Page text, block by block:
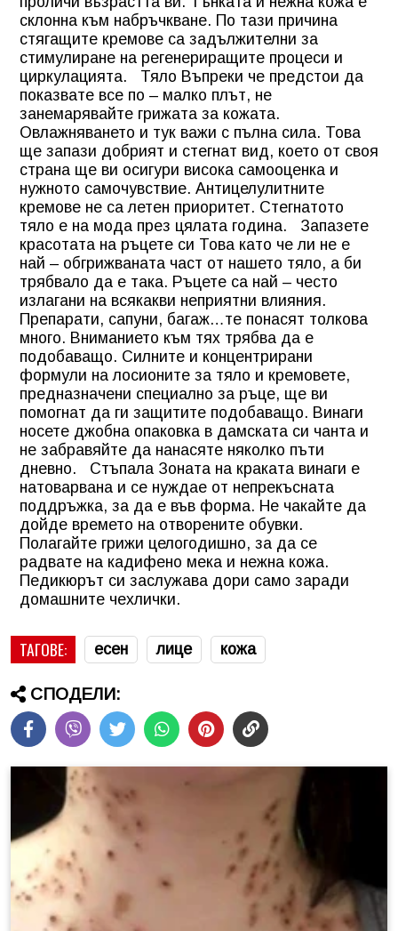
склонна към набръчкване. По тази причина
стягащите кремове са задължителни за
стимулиране на регенериращите процеси и
циркулацията. Тяло Въпреки че предстои да
показвате все по – малко плът, не
занемарявайте грижата за кожата.
Овлажняването и тук важи с пълна сила. Това
ще запази добрият и стегнат вид, което от своя
страна ще ви осигури висока самооценка и
нужното самочувствие. Антицелулитните
кремове не са летен приоритет. Стегнатото
тяло е на мода през цялата година. Запазете
красотата на ръцете си Това като че ли не е
най – обгрижваната част от нашето тяло, а би
трябвало да е така. Ръцете са най – често
излагани на всякакви неприятни влияния.
Препарати, сапуни, багаж…те понасят толкова
много. Вниманието към тях трябва да е
подобаващо. Силните и концентрирани
формули на лосионите за тяло и кремовете,
предназначени специално за ръце, ще ви
помогнат да ги защитите подобаващо. Винаги
носете джобна опаковка в дамската си чанта и
не забравяйте да нанасяте няколко пъти
дневно. Стъпала Зоната на краката винаги е
натоварвана и се нуждае от непрекъсната
поддръжка, за да е във форма. Не чакайте да
дойде времето на отворените обувки.
Полагайте грижи целогодишно, за да се
радвате на кадифено мека и нежна кожа.
Педикюрът си заслужава дори само заради
домашните чехлички.
ТАГОВЕ: есен лице кожа
СПОДЕЛИ: